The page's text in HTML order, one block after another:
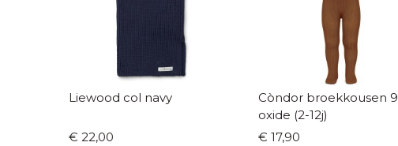
Liewood col navy
€ 22,00
Còndor broekkousen 969
oxide (2-12j)
€ 17,90